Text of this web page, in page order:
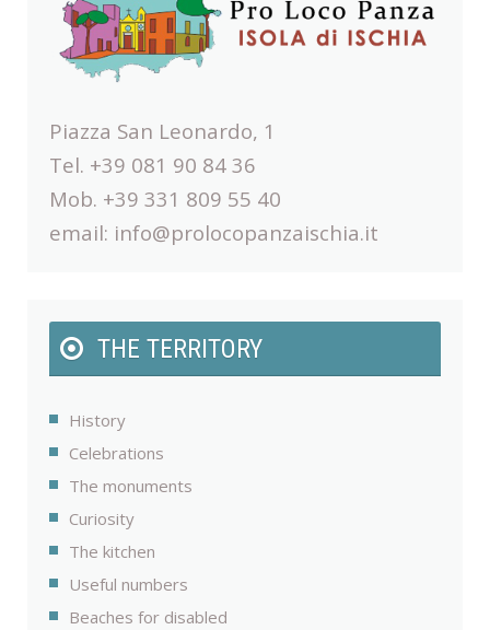
Piazza San Leonardo, 1
Tel. +39 081 90 84 36
Mob. +39 331 809 55 40
email: info@prolocopanzaischia.it
THE TERRITORY
History
Celebrations
The monuments
Curiosity
The kitchen
Useful numbers
Beaches for disabled